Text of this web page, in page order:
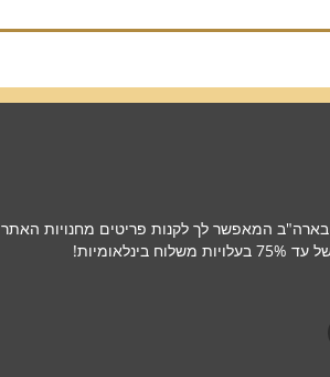
החבילות מספר 1 שלך בארה"ב המאפשר לך לקנות פריטים מחנויות האתר